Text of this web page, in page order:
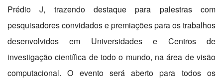
Prédio J, trazendo destaque para palestras com
pesquisadores convidados e premiações para os trabalhos
desenvolvidos em Universidades e Centros de
investigação científica de todo o mundo, na área de visão
computacional. O evento será aberto para todos os